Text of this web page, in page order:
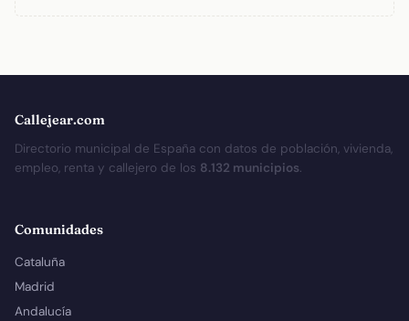
Callejear.com
Directorio municipal de España con datos de población, vivienda,
empleo, renta y callejero de los 8.132 municipios.
Comunidades
Cataluña
Madrid
Andalucía